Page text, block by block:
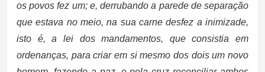
os povos fez um; e, derrubando a parede de separação
que estava no meio, na sua carne desfez a inimizade,
isto é, a lei dos mandamentos, que consistia em
ordenanças, para criar em si mesmo dos dois um novo